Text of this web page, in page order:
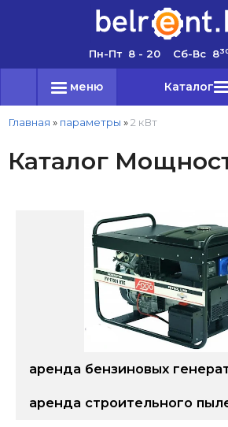
Пн-Пт 8 - 20 Сб-Вс 8
меню Каталог
Главная » параметры »2 кВт
Каталог
аренда бензиновых
аренда строительного